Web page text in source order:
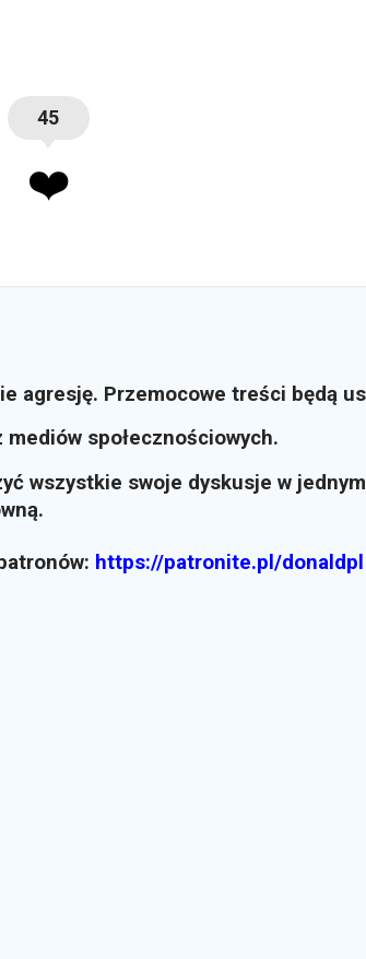
45
❤️
agresję. Przemocowe treści będą
społecznościowych.
wszystkie swoje dyskusje w jednym
https://patronite.pl/donaldpl